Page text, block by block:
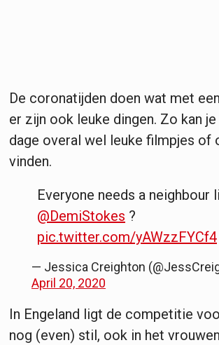
De coronatijden doen wat met
er zijn ook leuke dingen. Zo kan
dage overal wel leuke filmpjes of
vinden.
Everyone needs a neighbour
@DemiStokes ?
pic.twitter.com/yAWzzFYCf4
— Jessica Creighton
April 20, 2020
In Engeland ligt de competitie
nog (even) stil, ook in het